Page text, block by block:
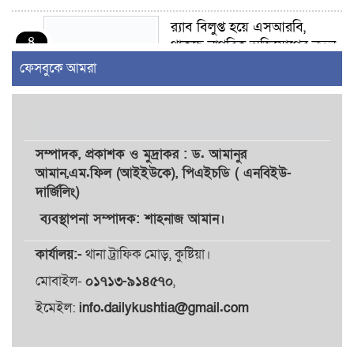
৪
র‍্যাব বিলুপ্ত হয়ে এসআরবি,
থাকছে নাগরিক অভিযোগের নতুন
গুরুতর আহত
৬
সাঈদীর ছবিতে জুতা
আমির হামজা
ইসলামী বিশ্ববিদ্যালয়র ৪৪
শিক্ষককে ঘিরে দেশব্যাপী গোপন
গঠিত হলো উচ্চপর্যায়ের কমিটি
ফেসবুকে আমরা
সম্পাদক, প্রকাশকওমুদ্রাকর: ড. আমানুর
আমান,এম.ফিল (আইইউকে), পিএইচডি ( এনবিইউ-
দার্জিলিং)
ব্যবস্থাপনা সম্পাদক: শাহনাজ আমান।
কার্যালয়:-থানা ট্রাফিক মোড়, কুষ্টিয়া।
মোবাইল- ০১৭১৩-৯১৪৫৭০,
ইমেইল: info.dailykushtia@gmail.com